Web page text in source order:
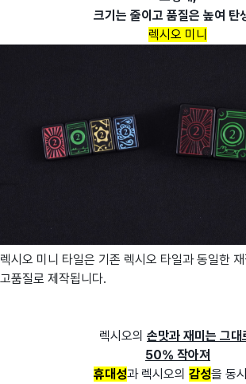
크기는 줄이고 품질은 높여 탄
렉시오 미니
렉시오 미니 타일은 기존 렉시오 타일과 동일한
고품질로 제작됩니다.
렉시오의 손맛과 재미는 그대
50% 작아져
휴대성과 렉시오의 감성을 동